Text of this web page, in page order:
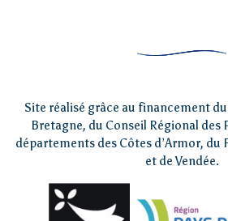
Site réalisé grâce au financement
Bretagne, du Conseil Régional des
départements des Côtes d’Armor, du
et de Vendée.